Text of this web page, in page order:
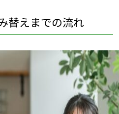
替えまでの流れ